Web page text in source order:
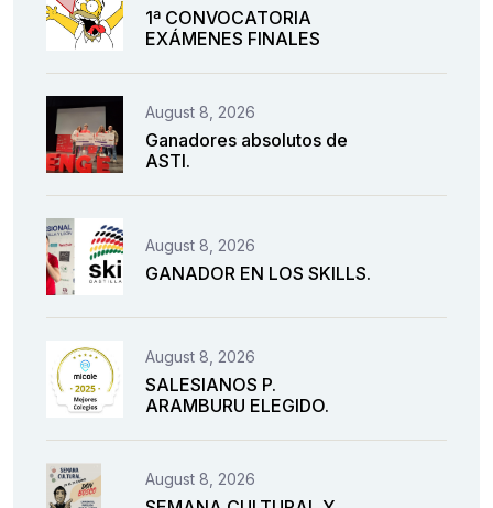
1ª CONVOCATORIA
EXÁMENES FINALES
August 8, 2026
Ganadores absolutos de
ASTI.
August 8, 2026
GANADOR EN LOS SKILLS.
August 8, 2026
SALESIANOS P.
ARAMBURU ELEGIDO.
August 8, 2026